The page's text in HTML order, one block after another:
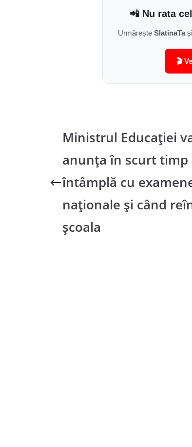
📲 Nu rata
Urmărește SlatinaTași
🎬
Ministrul Educației
anunța în scurt timp
întâmplă cu
naționale și când
școala